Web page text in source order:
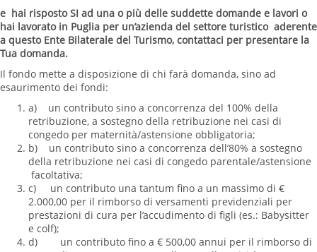
e hai risposto SI ad una o più delle suddette domande e lavori o
hai lavorato in Puglia per un’azienda del settore turistico aderente
a questo Ente Bilaterale del Turismo, contattaci per presentare la
Tua domanda.
Il fondo mette a disposizione di chi farà domanda, sino ad
esaurimento dei fondi:
a) un contributo sino a concorrenza del 100% della
retribuzione, a sostegno della retribuzione nei casi di
congedo per maternità/astensione obbligatoria;
b) un contributo sino a concorrenza dell’80% a sostegno
della retribuzione nei casi di congedo parentale/astensione
facoltativa;
c) un contributo una tantum fino a un massimo di €
2.000,00 per il rimborso di versamenti previdenziali per
prestazioni di cura per l’accudimento di figli (es.: Babysitter
e colf);
d) un contributo fino a € 500,00 annui per il rimborso di